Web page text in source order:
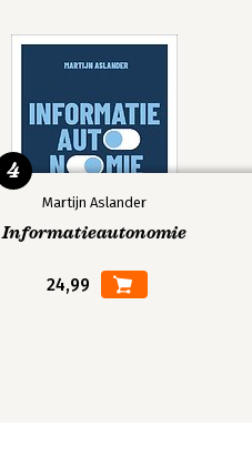
Martijn Aslander
Informatieautonomie
24,99
4